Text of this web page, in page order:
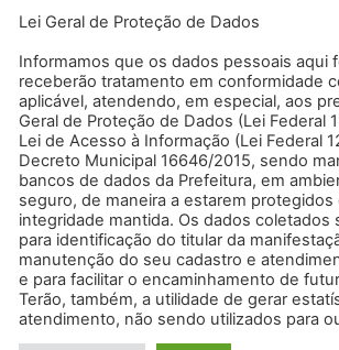
Lei Geral de Proteção de Dados
Informamos que os dados pessoais aqui
receberão tratamento em conformidade
aplicável, atendendo, em especial, aos
Geral de Proteção de Dados (Lei Federal
Lei de Acesso à Informação (Lei Federal
Decreto Municipal 16646/2015, sendo
bancos de dados da Prefeitura, em
seguro, de maneira a estarem protegidos
integridade mantida. Os dados coletados
para identificação do titular da
manutenção do seu cadastro e
e para facilitar o encaminhamento de
Terão, também, a utilidade de gerar
atendimento, não sendo utilizados para